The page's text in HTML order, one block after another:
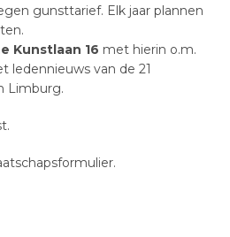
gunsttarief. Elk jaar plannen
Kunstlaan 16 met hierin o.m.
ledennieuws van de 21
Limburg.